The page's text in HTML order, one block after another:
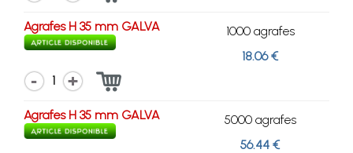
Agrafes H 35 mm GALVA
1000 agrafes
18.06 €
1
Agrafes H 35 mm GALVA
5000 agrafes
56.44 €